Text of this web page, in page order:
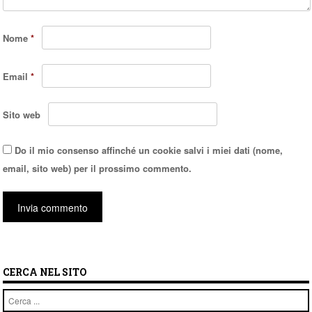
Nome*
Email*
Sito web
Do il mio consenso affinché un cookie salvi i miei dati (nome,
email, sito web) per il prossimo commento.
CERCA NEL SITO
Cerca